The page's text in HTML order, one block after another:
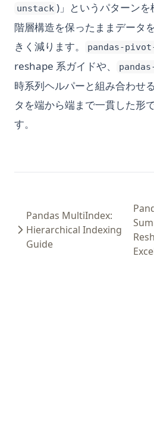
unstack )」というパターンを
階層構造を保ったままデータ
きく減ります。
pandas-
reshape 系ガイドや、
時系列ヘルパーと組み合わせ
タを端から端まで一貫した形
す。
Pandas MultiIndex:
Hierarchical Indexing
Guide